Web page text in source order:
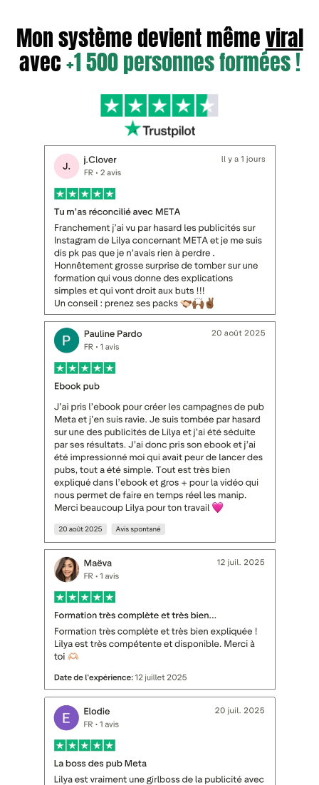
Mon système devient mêmeviral
avec+1 500 personnes formées !